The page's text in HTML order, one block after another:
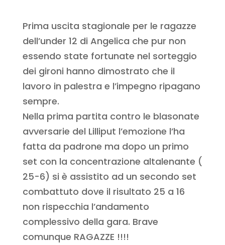
Prima uscita stagionale per le ragazze
dell’under 12 di Angelica che pur non
essendo state fortunate nel sorteggio
dei gironi hanno dimostrato che il
lavoro in palestra e l’impegno ripagano
sempre.
Nella prima partita contro le blasonate
avversarie del Lilliput l’emozione l’ha
fatta da padrone ma dopo un primo
set con la concentrazione altalenante (
25-6) si è assistito ad un secondo set
combattuto dove il risultato 25 a 16
non rispecchia l’andamento
complessivo della gara. Brave
comunque RAGAZZE !!!!